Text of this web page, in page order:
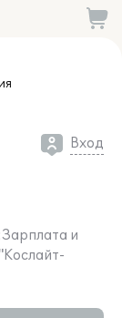
Вход
и